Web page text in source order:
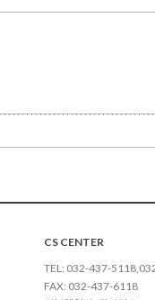
CS CENTER
TEL: 032-437-
FAX: 032-437-6118